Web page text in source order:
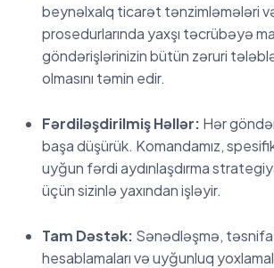
beynəlxalq ticarət tənzimləmələri
prosedurlarında yaxşı təcrübəyə
göndərişlərinizin bütün zəruri
olmasını təmin edir.
Fərdiləşdirilmiş Həllər: Hər
başa düşürük. Komandamız,
uyğun fərdi aydınlaşdırma
üçün sizinlə yaxından işləyir.
Tam Dəstək: Sənədləşmə,
hesablamaları və uyğunluq